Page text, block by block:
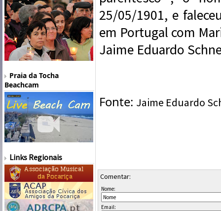
Praia da Tocha
Beachcam
Links Regionais
25/05/1901, e
em Portugal com
Jaime Eduardo
Fonte: Jaime Eduardo
Comentar:
Nome:
Email: